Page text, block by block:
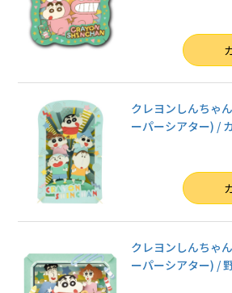
クレヨンしんちゃ
ーパーシアター) /
クレヨンしんちゃ
ーパーシアター) /